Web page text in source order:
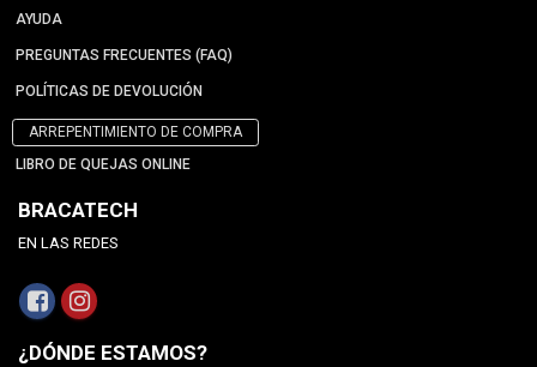
AYUDA
PREGUNTAS FRECUENTES (FAQ)
POLÍTICAS DE DEVOLUCIÓN
ARREPENTIMIENTO DE COMPRA
LIBRO DE QUEJAS ONLINE
BRACATECH
EN LAS REDES
¿DÓNDE ESTAMOS?